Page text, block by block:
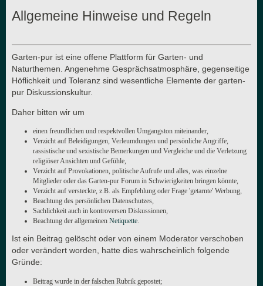
Allgemeine Hinweise und Regeln
Garten-pur ist eine offene Plattform für Garten- und
Naturthemen. Angenehme Gesprächsatmosphäre, gegenseitige
Höflichkeit und Toleranz sind wesentliche Elemente der garten-
pur Diskussionskultur.
Daher bitten wir um
einen freundlichen und respektvollen Umgangston miteinander,
Verzicht auf Beleidigungen, Verleumdungen und persönliche Angriffe,
rassistische und sexistische Bemerkungen und Vergleiche und die Verletzung
religiöser Ansichten und Gefühle,
Verzicht auf Provokationen, politische Aufrufe und alles, was einzelne
Mitglieder oder das Garten-pur Forum in Schwierigkeiten bringen könnte,
Verzicht auf versteckte, z.B. als Empfehlung oder Frage 'getarnte' Werbung,
Beachtung des persönlichen Datenschutzes,
Sachlichkeit auch in kontroversen Diskussionen,
Beachtung der allgemeinen Netiquette.
Ist ein Beitrag gelöscht oder von einem Moderator verschoben
oder verändert worden, hatte dies wahrscheinlich folgende
Gründe:
Beitrag wurde in der falschen Rubrik gepostet;